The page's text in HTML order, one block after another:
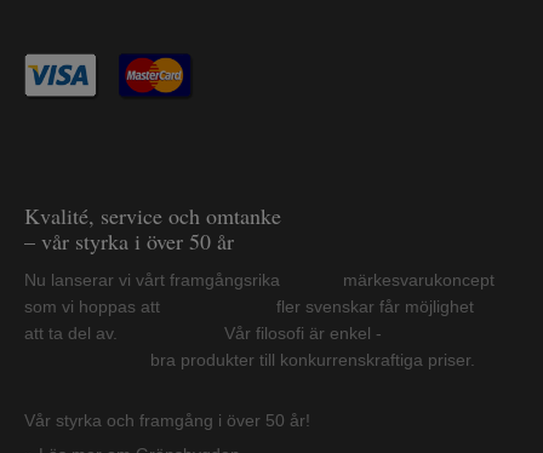
Kvalité, service och omtanke
– vår styrka i över 50 år
Nu lanserar vi vårt framgångsrika märkesvarukoncept
som vi hoppas att fler svenskar får möjlighet
att ta del av. Vår filosofi är enkel -
bra produkter till konkurrenskraftiga priser.
Vår styrka och framgång i över 50 år!